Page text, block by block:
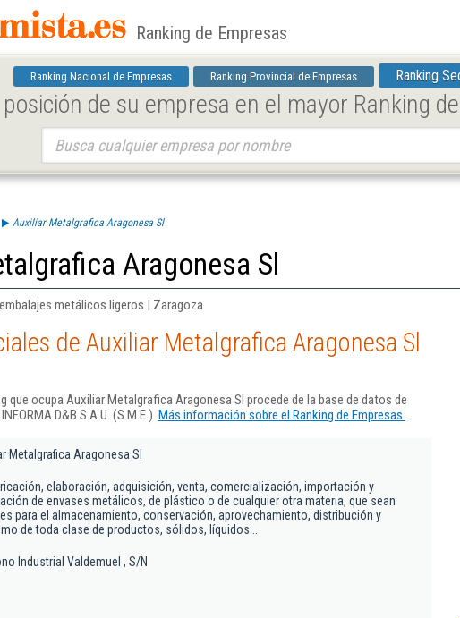
Ranking de Empresas
Ranking Nacional de Empresas Ranking Provincial de Empresas Ranking
de su empresa en el mayor Ranking
Auxiliar Metalgrafica Aragonesa Sl
Aragonesa Sl
metálicos ligeros | Zaragoza
de Auxiliar Metalgrafica Aragonesa Sl
que ocupa Auxiliar Metalgrafica Aragonesa Sl procede de la base de datos de
D&B S.A.U. (S.M.E.). Más información sobre el Ranking de Empresas.
Metalgrafica Aragonesa Sl
elaboración, adquisición, venta, comercialización, importación y
de envases metálicos, de plástico o de cualquier otra materia, que sean
para el almacenamiento, conservación, aprovechamiento, distribución y
de toda clase de productos, sólidos, líquidos...
Industrial Valdemuel , S/N